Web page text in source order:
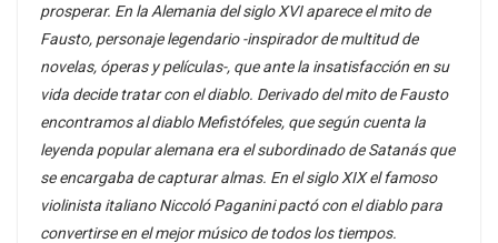
prosperar. En la Alemania del siglo XVI aparece el mito de
Fausto, personaje legendario -inspirador de multitud de
novelas, óperas y películas-, que ante la insatisfacción en su
vida decide tratar con el diablo. Derivado del mito de Fausto
encontramos al diablo Mefistófeles, que según cuenta la
leyenda popular alemana era el subordinado de Satanás que
se encargaba de capturar almas. En el siglo XIX el famoso
violinista italiano Niccoló Paganini pactó con el diablo para
convertirse en el mejor músico de todos los tiempos.